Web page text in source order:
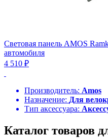
Световая панель AMOS
автомобиля
4 510 ₽
Производитель: Amos
Назначение: Для
Тип аксессуара:
Каталог товаров